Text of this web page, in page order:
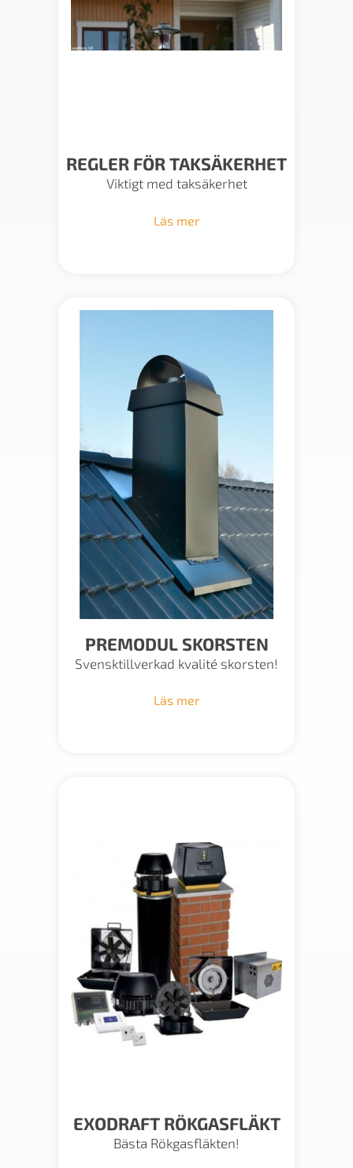
REGLER FÖR TAKSÄKERHET
Viktigt med taksäkerhet
Läs mer
PREMODUL SKORSTEN
Svensktillverkad kvalité skorsten!
Läs mer
EXODRAFT RÖKGASFLÄKT
Bästa Rökgasfläkten!